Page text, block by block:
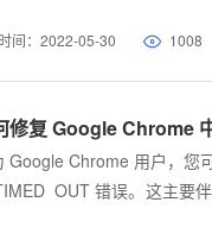
时间：2022-05-30 1008
修复 Google Chrome
Google Chrome 用户，您
错误。这主要